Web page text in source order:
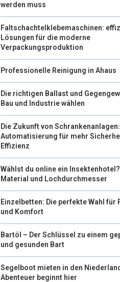
werden muss
Faltschachtelklebemaschinen:
Lösungen für die moderne
Verpackungsproduktion
Professionelle Reinigung in Ahaus
Die richtigen Ballast und
Bau und Industrie wählen
Die Zukunft von Schrankenanlagen:
Automatisierung für mehr
Effizienz
Wählst du online ein
Material und Lochdurchmesser
Einzelbetten: Die perfekte Wahl für
und Komfort
Bartöl – Der Schlüssel zu einem
und gesunden Bart
Segelboot mieten in den
Abenteuer beginnt hier